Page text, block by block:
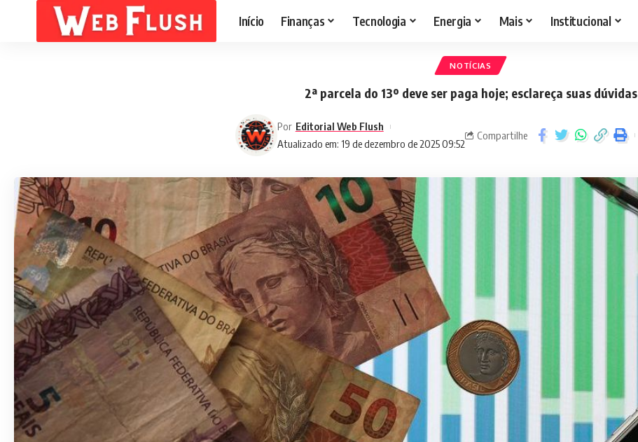
Início Finanças Tecnologia Energia Mais Institucional
NOTÍCIAS
2ª parcela do 13º deve ser paga hoje; esclareça suas dúvidas
Atualizado em: 19 de dezembro de 2025 09:52
Por Editorial Web Flush
Compartilhe